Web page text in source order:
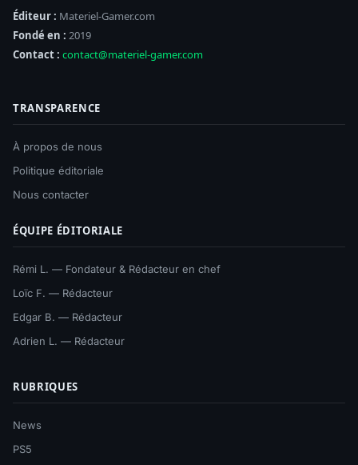
Éditeur : Materiel-Gamer.com
Fondé en : 2019
Contact : contact@materiel-gamer.com
TRANSPARENCE
À propos de nous
Politique éditoriale
Nous contacter
ÉQUIPE ÉDITORIALE
Rémi L. — Fondateur & Rédacteur en chef
Loïc F. — Rédacteur
Edgar B. — Rédacteur
Adrien L. — Rédacteur
RUBRIQUES
News
PS5